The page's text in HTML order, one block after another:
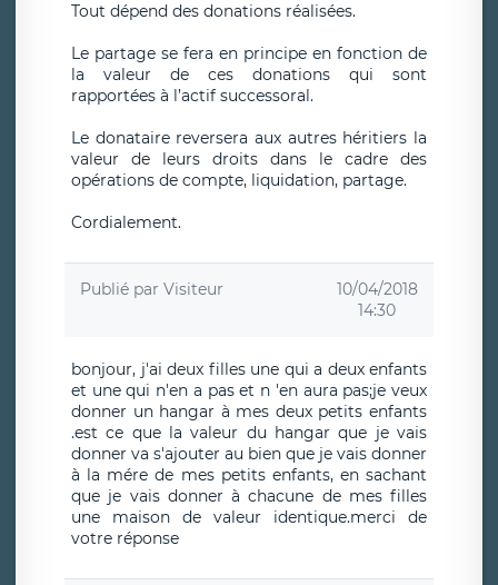
Tout dépend des donations réalisées.
Le partage se fera en principe en fonction de
la valeur de ces donations qui sont
rapportées à l’actif successoral.
Le donataire reversera aux autres héritiers la
valeur de leurs droits dans le cadre des
opérations de compte, liquidation, partage.
Cordialement.
Publié par Visiteur
10/04/2018
14:30
bonjour, j'ai deux filles une qui a deux enfants
et une qui n'en a pas et n 'en aura pas;je veux
donner un hangar à mes deux petits enfants
.est ce que la valeur du hangar que je vais
donner va s'ajouter au bien que je vais donner
à la mére de mes petits enfants, en sachant
que je vais donner à chacune de mes filles
une maison de valeur identique.merci de
votre réponse